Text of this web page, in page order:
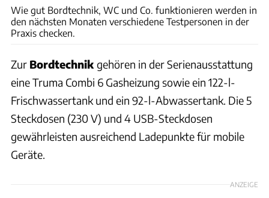
Wie gut Bordtechnik, WC und Co. funktionieren werden in
den nächsten Monaten verschiedene Testpersonen in der
Praxis checken.
Zur Bordtechnik gehören in der Serienausstattung
eine Truma Combi 6 Gasheizung sowie ein 122-l-
Frischwassertank und ein 92-l-Abwassertank. Die 5
Steckdosen (230 V) und 4 USB-Steckdosen
gewährleisten ausreichend Ladepunkte für mobile
Geräte.
ANZEIGE